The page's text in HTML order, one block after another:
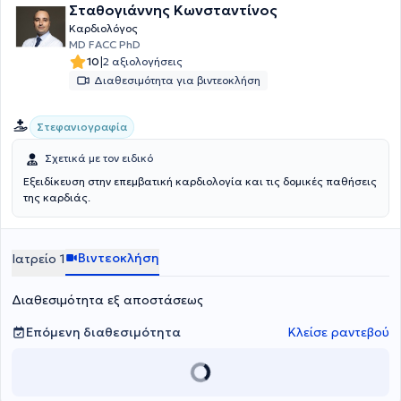
Σταθογιάννης Κωνσταντίνος
Καρδιολόγος
MD FACC PhD
10|2 αξιολογήσεις
Διαθεσιμότητα για βιντεοκλήση
Στεφανιογραφία
Σχετικά με τον ειδικό
Εξειδίκευση στην επεμβατική καρδιολογία και τις δομικές παθήσεις
της καρδιάς.
Ιατρείο 1 Βιντεοκλήση
Διαθεσιμότητα εξ αποστάσεως
Επόμενη διαθεσιμότητα
Κλείσε ραντεβού